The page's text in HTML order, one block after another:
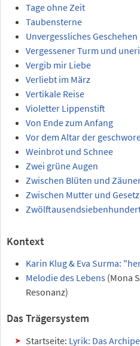
Tage ohne Zeit
Taubensterne
Unvergessliches Geschehen
Vergessener Turm und
Vergib mir Liebe
Verliebt im März
Vertikale Reise
Violetter Lippenstift
Von Ende zum Anfang
Vor dem Altar der
Weinbrot und Schnee
Zwei grüne Augen
Zwischen Blüten und
Zwischen Mutter und Gesetz
Kontext
Karin Klug & Eva Surma:
Melodie des Lebens (Mona
Resonanz)
Das Trägersystem
Startseite: Lyrik: Das